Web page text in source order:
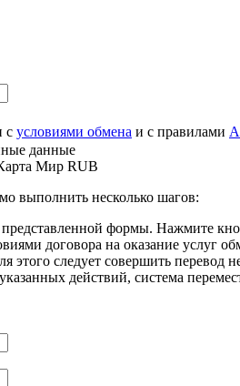
с условиями обмена и с правилами
данные
Мир RUB
выполнить несколько шагов:
представленной формы. Нажмите
договора на оказание услуг
этого следует совершить
действий, система